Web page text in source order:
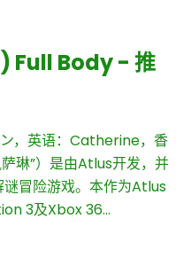
Full Body - 推
ン，英语：Catherine，香
琳”）是由Atlus开发，并
谜冒险游戏。本作为Atlus
3及Xbox 36…